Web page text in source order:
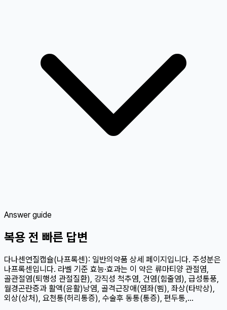
Answer guide
복용 전 빠른 답변
다나센연질캡슐(나프록센): 일반의약품 상세 페이지입니다. 주성분은
나프록센입니다. 라벨 기준 효능·효과는 이 약은 류마티양 관절염,
골관절염(퇴행성 관절질환), 강직성 척추염, 건염(힘줄염), 급성통풍,
월경곤란증과 활액(윤활)낭염, 골격근장애(염좌(삠), 좌상(타박상),
외상(상처), 요천통(허리통증), 수술후 동통(통증), 편두통,...